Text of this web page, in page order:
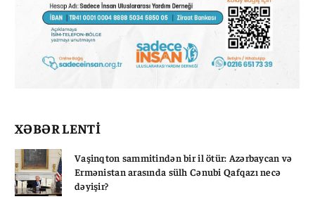
XƏBƏR LENTİ
Vaşinqton sammitindən bir il ötür: Azərbaycan və
Ermənistan arasında sülh Cənubi Qafqazı necə
dəyişir?